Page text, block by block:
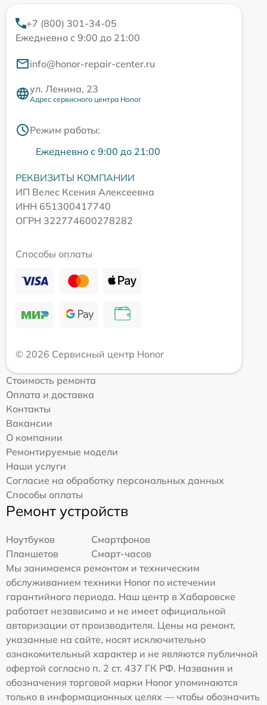
+7 (800) 301-34-05
Ежедневно с 9:00 до 21:00
info@honor-repair-center.ru
ул. Ленина, 23
Адрес сервисного центра Honor
Режим работы:
Ежедневно с 9:00 до 21:00
РЕКВИЗИТЫ КОМПАНИИ
ИП Велес Ксения Алексеевна
ИНН 651300417740
ОГРН 322774600278282
Способы оплаты
© 2026 Сервисный центр Honor
Стоимость ремонта
Оплата и доставка
Контакты
Вакансии
О компании
Ремонтируемые модели
Наши услуги
Согласие на обработку персональных данных
Способы оплаты
Ремонт устройств
Ноутбуков
Смартфонов
Планшетов
Смарт-часов
Мы занимаемся ремонтом и техническим
обслуживанием техники Honor по истечении
гарантийного периода. Наш центр в Хабаровске
работает независимо и не имеет официальной
авторизации от производителя. Цены на ремонт,
указанные на сайте, носят исключительно
ознакомительный характер и не являются публичной
офертой согласно п. 2 ст. 437 ГК РФ. Названия и
обозначения торговой марки Honor упоминаются
только в информационных целях — чтобы обозначить